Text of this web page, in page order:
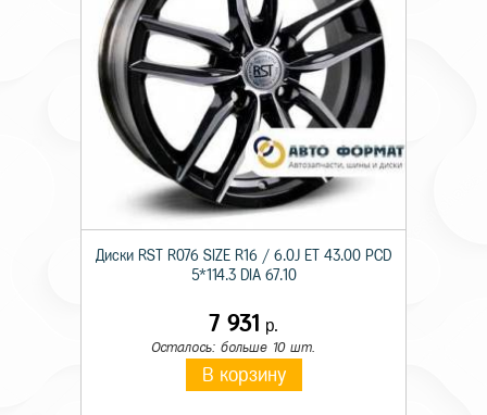
Диски RST R076 SIZE R16 / 6.0J ET 43.00 PCD
5*114.3 DIA 67.10
7 931 р.
Осталось: больше 10 шт.
В корзину